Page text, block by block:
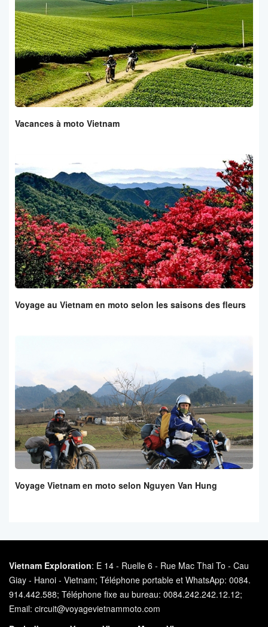
Vacances à moto Vietnam
Voyage au Vietnam en moto selon les saisons des fleurs
Voyage Vietnam en moto selon Nguyen Van Hung
Vietnam Exploration: E 14 - Ruelle 6 - Rue Mac Thai To - Cau
Giay - Hanoi - Vietnam; Téléphone portable et WhatsApp: 0084.
914.442.588; Téléphone fixe au bureau: 0084.242.242.12.12;
Email: circuit@voyagevietnammoto.com